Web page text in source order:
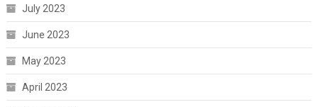
July 2023
June 2023
May 2023
April 2023